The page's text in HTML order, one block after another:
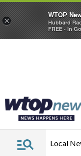
Local
×
WTOP
Hubbard
FREE - In